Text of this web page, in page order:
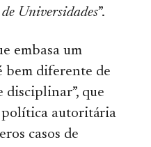
Universidades”.
embasa um
bem diferente de
disciplinar”, que
política autoritária
casos de